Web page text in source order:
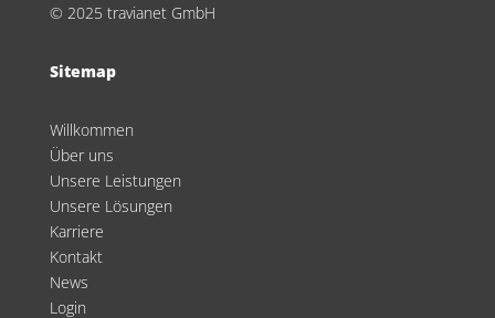
© 2025 travianet GmbH
Sitemap
Willkommen
Über uns
Unsere Leistungen
Unsere Lösungen
Karriere
Kontakt
News
Login